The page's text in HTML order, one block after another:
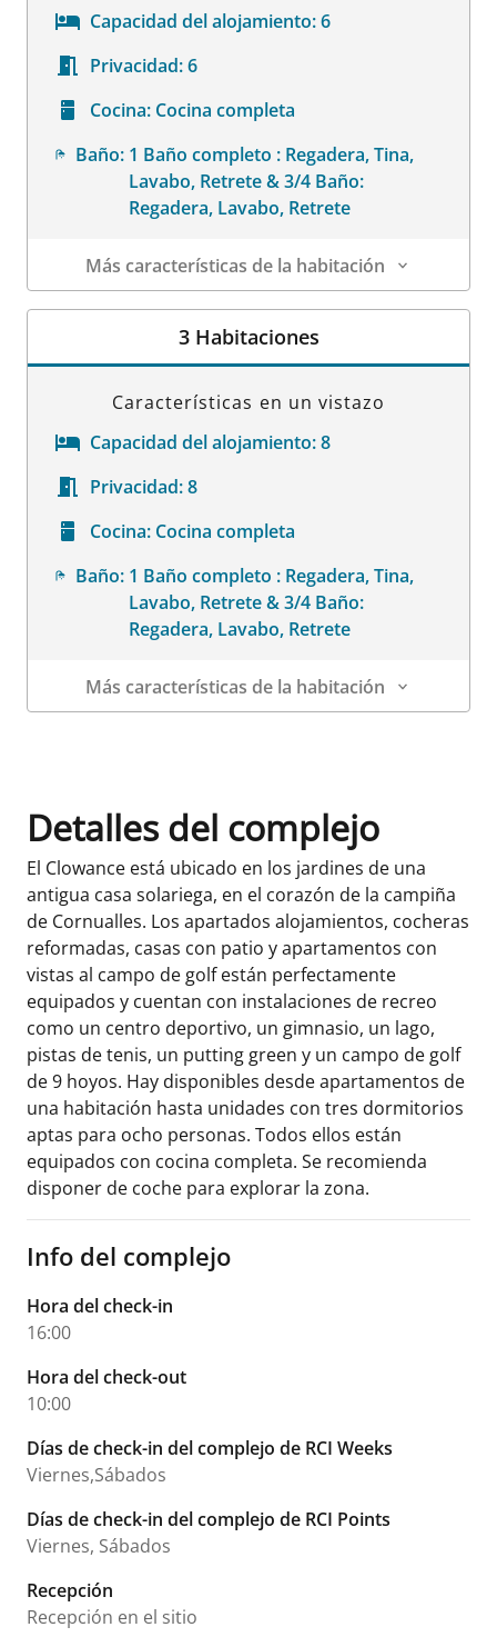
Capacidad del alojamiento:6
Privacidad:6
Cocina: Cocina completa
Baño: 1 Baño completo : Regadera, Tina,
Lavabo, Retrete & 3/4 Baño:
Regadera, Lavabo, Retrete
Más características de la habitación
Datos de la habitación
3 Habitaciones
Características en un vistazo
Capacidad del alojamiento:8
Privacidad:8
Cocina: Cocina completa
Baño: 1 Baño completo : Regadera, Tina,
Lavabo, Retrete & 3/4 Baño:
Regadera, Lavabo, Retrete
Más características de la habitación
Detalles del complejo
El Clowance está ubicado en los jardines de una
antigua casa solariega, en el corazón de la campiña
de Cornualles. Los apartados alojamientos, cocheras
reformadas, casas con patio y apartamentos con
vistas al campo de golf están perfectamente
equipados y cuentan con instalaciones de recreo
como un centro deportivo, un gimnasio, un lago,
pistas de tenis, un putting green y un campo de golf
de 9 hoyos. Hay disponibles desde apartamentos de
una habitación hasta unidades con tres dormitorios
aptas para ocho personas. Todos ellos están
equipados con cocina completa. Se recomienda
disponer de coche para explorar la zona.
Info del complejo
Hora del check-in
16:00
Hora del check-out
10:00
Días de check-in del complejo de RCI Weeks
Viernes,Sábados
Días de check-in del complejo de RCI Points
Viernes, Sábados
Recepción
Recepción en el sitio